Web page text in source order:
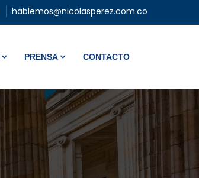
hablemos@nicolasperez.com.co
PRENSA CONTACTO